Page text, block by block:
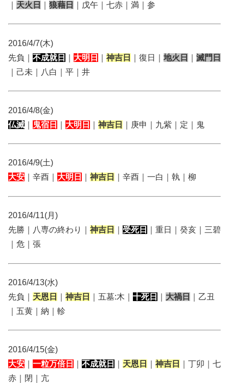
天火日 狼藉日 ｜戊午｜七赤｜満｜参
2016/4/7(木)
先負｜ 不成就日 大明日 神吉日 ｜復日｜ 地火日
滅門日
｜己未｜八白｜平｜井
2016/4/8(金)
仏滅
鬼宿日 大明日 神吉日 ｜庚申｜九紫｜定｜鬼
2016/4/9(土)
大安 ｜辛酉｜ 大明日 神吉日 ｜辛酉｜一白｜執｜柳
2016/4/11(月)
先勝｜八専の終わり｜ 神吉日 受死日
｜重日｜癸亥｜三碧
｜危｜張
2016/4/13(水)
先負｜ 天恩日 神吉日 ｜五墓:木｜ 十死日 大禍日
｜乙丑
｜五黄｜納｜軫
2016/4/15(金)
大安
一粒万倍日 不成就日 天恩日 神吉日
｜丁卯｜七
赤｜閉｜亢